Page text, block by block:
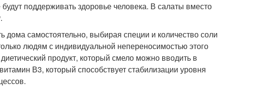
поддерживать здоровье человека. В салаты вместо
дома самостоятельно, выбирая специи и количество соли
людям с индивидуальной непереносимостью этого
продукт, который смело можно вводить в
В3, который способствует стабилизации уровня